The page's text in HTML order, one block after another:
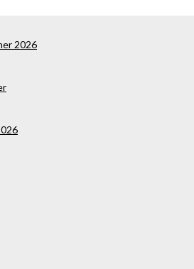
2026